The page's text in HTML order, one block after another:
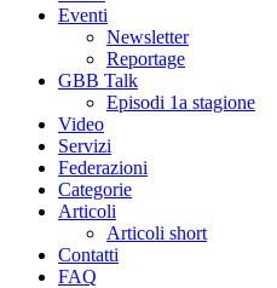
Eventi
Newsletter
Reportage
GBB Talk
Episodi 1a stagione
Video
Servizi
Federazioni
Categorie
Articoli
Articoli short
Contatti
FAQ